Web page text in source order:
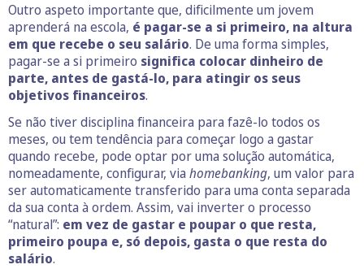
Outro aspeto importante que, dificilmente um jovem
aprenderá na escola, é pagar-se a si primeiro, na altura
em que recebe o seu salário. De uma forma simples,
pagar-se a si primeiro significa colocar dinheiro de
parte, antes de gastá-lo, para atingir os seus
objetivos financeiros.
Se não tiver disciplina financeira para fazê-lo todos os
meses, ou tem tendência para começar logo a gastar
quando recebe, pode optar por uma solução automática,
nomeadamente, configurar, via homebanking, um valor para
ser automaticamente transferido para uma conta separada
da sua conta à ordem. Assim, vai inverter o processo
“natural”: em vez de gastar e poupar o que resta,
primeiro poupa e, só depois, gasta o que resta do
salário.